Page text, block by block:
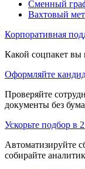
Сменный
Вахтовый
Корпоративная
Какой соцпакет вы
Оформляйте
Проверяйте
документы без
Ускорьте подбор в
Автоматизируйте
собирайте